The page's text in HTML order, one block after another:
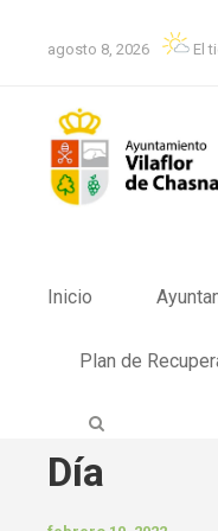
agosto 8, 2026 El
Inicio
Plan de
Día